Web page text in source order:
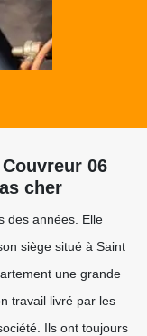
06
cher
des années. Elle
siège situé à Saint
une grande
travail livré par les
Ils ont toujours